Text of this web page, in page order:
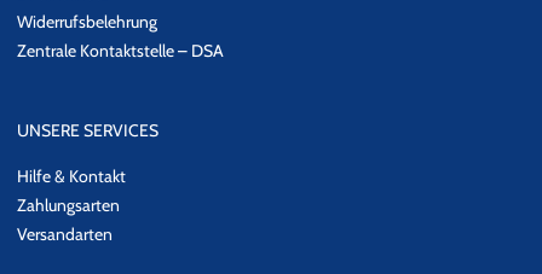
Widerrufsbelehrung
Zentrale Kontaktstelle – DSA
UNSERE SERVICES
Hilfe & Kontakt
Zahlungsarten
Versandarten